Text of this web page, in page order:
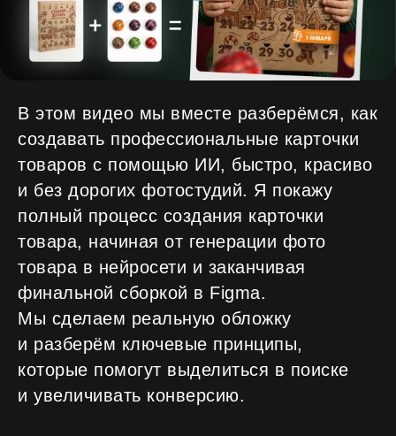
В этом видео мы вместе разберёмся, как
создавать профессиональные карточки
товаров с помощью ИИ, быстро, красиво
и без дорогих фотостудий. Я покажу
полный процесс создания карточки
товара, начиная от генерации фото
товара в нейросети и заканчивая
финальной сборкой в Figma.
Мы сделаем реальную обложку
и разберём ключевые принципы,
которые помогут выделиться в поиске
и увеличивать конверсию.